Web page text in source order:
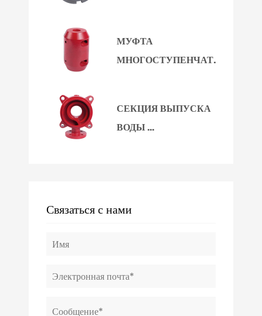
МУФТА
МНОГОСТУПЕНЧАТ...
СЕКЦИЯ ВЫПУСКА
ВОДЫ ...
Связаться с нами